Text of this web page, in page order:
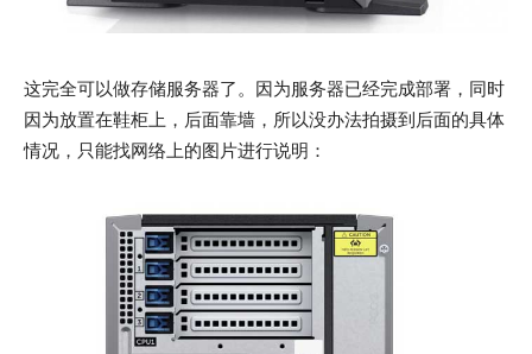
这完全可以做存储服务器了。因为服务器已经完成部署，同时
因为放置在鞋柜上，后面靠墙，所以没办法拍摄到后面的具体
情况，只能找网络上的图片进行说明：